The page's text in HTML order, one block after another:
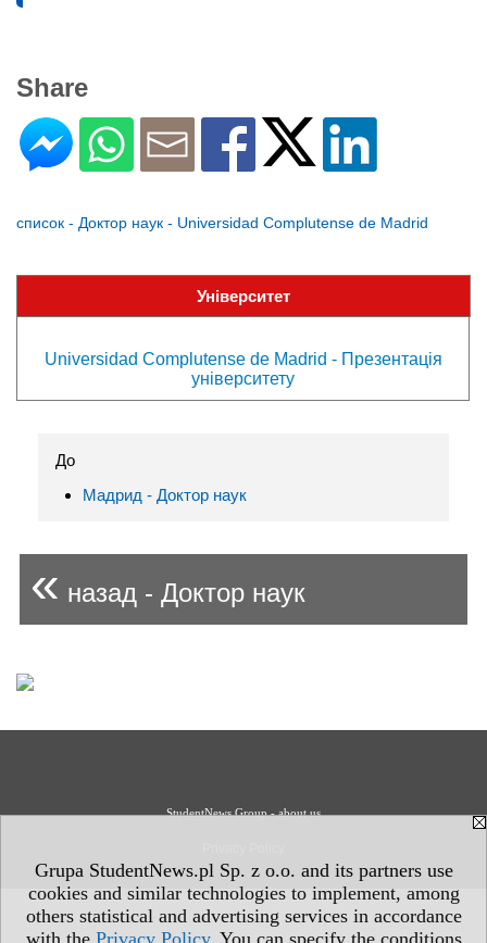
Grupa StudentNews.pl Sp. z o.o. and its partners use
cookies and similar technologies to implement, among
others statistical and advertising services in accordance
with the Privacy Policy. You can specify the conditions
Share
список - Доктор наук - Universidad Complutense de Madrid
Університет
Universidad Complutense de Madrid - Презентація
університету
До
Мадрид - Доктор наук
« назад - Доктор наук
StudentNews Group - about us